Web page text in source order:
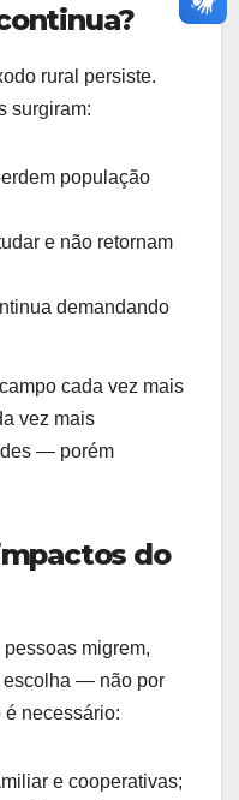
rural persiste.
surgiram:
população
e não retornam
demandando
cada vez mais
vez mais
— porém
do
migrem,
escolha — não por
é necessário:
e cooperativas;